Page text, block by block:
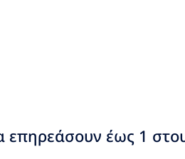
επηρεάσουν έως 1